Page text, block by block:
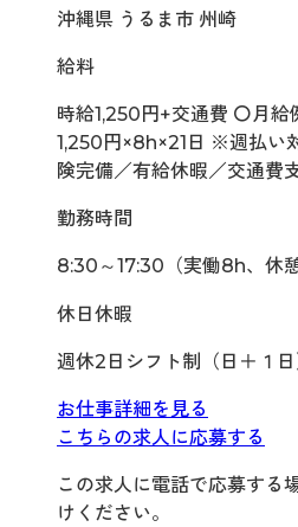
沖縄県 うるま市 州崎
給料
時給1,250円+交通費 〇月
1,250円×8h×21日 ※週払い
険完備／有給休暇／交通費
勤務時間
8:30～17:30（実働8h、休
休日休暇
週休2日シフト制（日＋１日
お仕事詳細を見る
こちらの求人に応募する
この求人に電話で応募する
けください。